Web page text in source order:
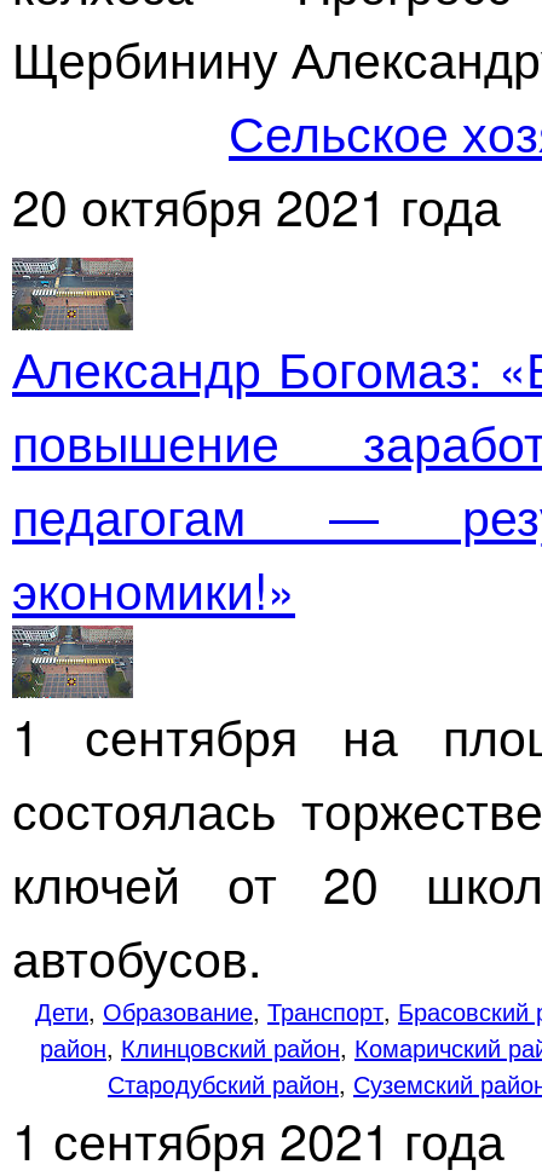
Щербинину
Сельское
20 октября 2021 года
Александр Богомаз:
повышение
педагогам —
экономики!»
1 сентября на
состоялась
ключей от 20
автобусов.
Дети, Образование, Транспорт, Брасовский
район, Клинцовский район, Комаричский
Стародубский район, Суземский
1 сентября 2021 года